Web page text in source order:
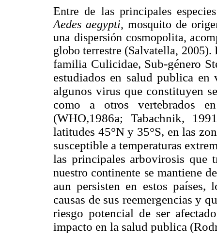
Entre de las principales
Aedes aegypti, mosquito de
una dispersión cosmopolita,
globo terrestre (Salvatella, 2005).
familia Culicidae, Sub-género
estudiados en salud publica
algunos virus que constituyen
como a otros vertebrados
(WHO,1986a; Tabachnik,
latitudes 45°N y 35°S, en las
susceptible a temperaturas
las principales arbovirosis que
nuestro continente semantiene
aun persisten en estos
causas de sus reemergencias y
riesgo potencial de ser
impacto en la salud publica